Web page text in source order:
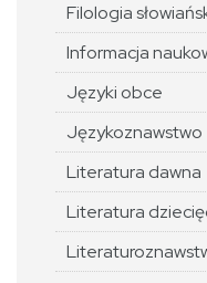
Filologia
Informacja
Języki obce
Językoznawstwo
Literatura dawna
Literatura